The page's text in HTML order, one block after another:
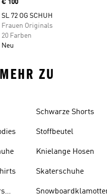
Price
€ 100
SL 72 OG SCHUH
Frauen Originals
20 Farben
Neu
ZU
Schwarze Shorts
Stoffbeutel
Knielange Hosen
Skaterschuhe